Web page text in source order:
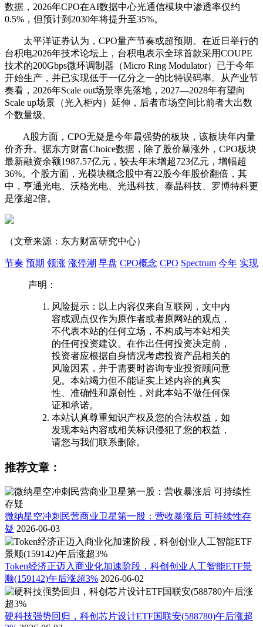
数据，2026年CPO在AI数据中心光通信模块中渗透率仅约
0.5%，但预计到2030年将提升至35%。
太平洋证券认为，CPO量产节奏或超预期。在近日举行的
台积电2026年技术论坛上， 台积电表示全球首款采用COUPE
技术的200Gbps微环调制器（Micro Ring Modulator）已于今年
开始生产，并已实现低于一亿分之一的比特误码率。从产业节
奏看，2026年Scale out场景率先落地，2027—2028年有望向
Scale up场景（光入柜内）延伸，后者市场空间比前者大出数
个数量级。
A股方面，CPO无疑是今年最强势的板块，该板块年内量
价齐升。据东方财富Choice数据，除了股价暴涨外，CPO板块
最新融资余额1987.57亿元，较去年末增超723亿元，增幅超
36%。个股方面，光模块概念股中有22股今年股价翻倍，其
中， 亨通光电 沃格光电 光迅科技 泰晶科技 罗博特科更
是涨超2倍。
（文章来源： 东方财富研究中心）
节奏 预期 领涨 涨停潮 早盘 CPO概念 CPO Spectrum 今年 实现
声明：
风险提示：以上内容仅来自互联网，文中内
容或观点仅作为原作者或者原网站的观点，
不代表本站的任何立场，不构成与本站相关
的任何投资建议。在作出任何投资决定前，
投资者应根据自身情况考虑投资产品相关的
风险因素，并于需要时咨询专业投资顾问意
见。本站竭力但不能证实上述内容的真实
性、准确性和原创性，对此本站不做任何保
证和承诺。
本站认真尊重知识产权及您的合法权益，如
发现本站内容或相关标识侵犯了您的权益，
请您与我们联系删除。
推荐文章：
微纳星空冲刺民营商业卫星第一股：营收暴涨后 可持续性存
疑 2026-06-03
Token经济正迈入商业化加速阶段，科创创业人工智能ETF景
顺(159142)午后涨超3% 2026-06-02
硬科技强势回归，科创芯片设计ETF国联安(588780)午后涨超